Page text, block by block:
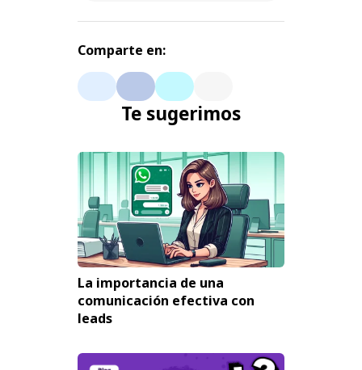
Comparte en:
Te sugerimos
La importancia de una
comunicación efectiva con
leads